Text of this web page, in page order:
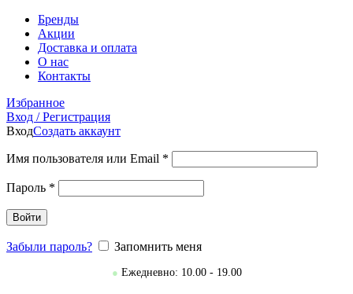
Бренды
Акции
Доставка и оплата
О нас
Контакты
Избранное
Вход / Регистрация
ВходСоздать аккаунт
Имя пользователя или Email *
Пароль *
Войти
Забыли пароль? Запомнить меня
● Ежедневно: 10.00 - 19.00